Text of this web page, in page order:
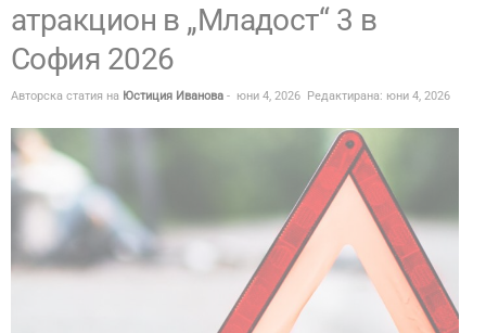
атракцион в „Младост“ 3 в
София 2026
Авторска статия на Юстиция Иванова - юни 4, 2026 Редактирана: юни 4, 2026